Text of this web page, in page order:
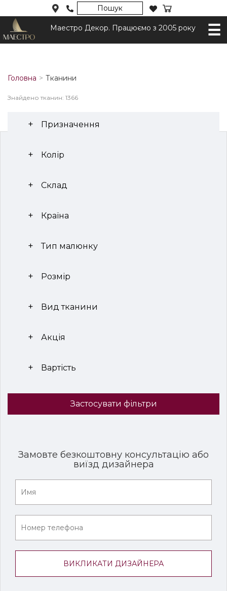
Пошук
Маестро Декор. Працюємо з 2005 року
Головна Тканини
Знайдено тканин: 1366
Призначення
Колір
Склад
Країна
Тип малюнку
Розмір
Вид тканини
Акція
Вартість
Застосувати фільтри
Замовте безкоштовну консультацію або
виїзд дизайнера